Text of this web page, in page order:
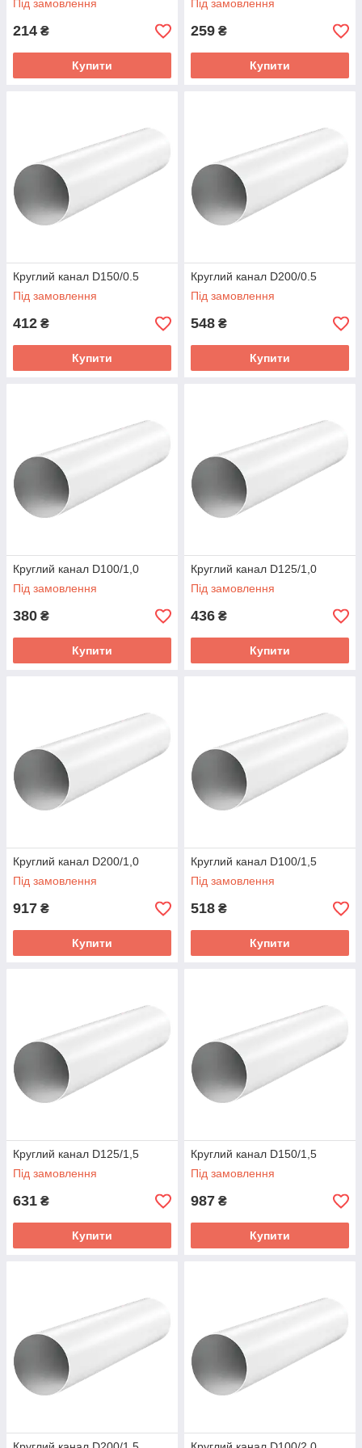
Невеликі габарити прямокутних елементів, що
дозволяє застосовувати систему при обмеженому
міжстельовому просторі.
Естетичний вигляд, що дозволяє застосовувати
систему в приміщеннях з завершеним ремонтом.
Під замовлення
214 ₴
Купити
Під замовлення
259 ₴
Купити
Круглий канал D150/0.5
Під замовлення
412 ₴
Купити
Круглий канал D200/0.5
Під замовлення
548 ₴
Купити
Круглий канал D100/1,0
Під замовлення
380 ₴
Купити
Круглий канал D125/1,0
Під замовлення
436 ₴
Купити
Круглий канал D200/1,0
Під замовлення
917 ₴
Купити
Круглий канал D100/1,5
Під замовлення
518 ₴
Купити
Круглий канал D125/1,5
Під замовлення
631 ₴
Купити
Круглий канал D150/1,5
Під замовлення
987 ₴
Купити